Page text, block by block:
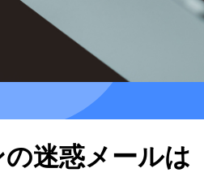
迷惑メールは